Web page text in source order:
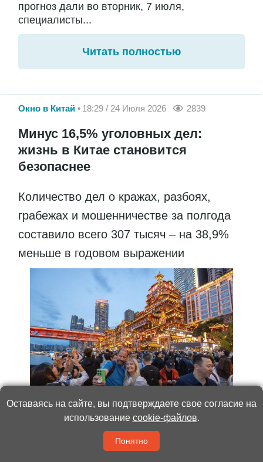
прогноз дали во вторник, 7 июля,
специалисты...
Читать полностью
Окно в Китай 18:29 / 24 Июля 2026 2839
Минус 16,5% уголовных дел:
жизнь в Китае становится
безопаснее
Количество дел о кражах, разбоях,
грабежах и мошенничестве за полгода
составило всего 307 тысяч – на 38,9%
меньше в годовом выражении
Синьхуа
Число дел, связанных с нарушением
Оставаясь на сайте, вы подтверждаете свое согласие на
использование cookie-файлов.
Понятно